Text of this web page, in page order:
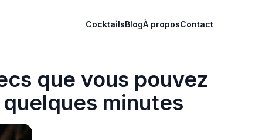
CocktailsBlogÀ proposContact
que vous pouvez
minutes